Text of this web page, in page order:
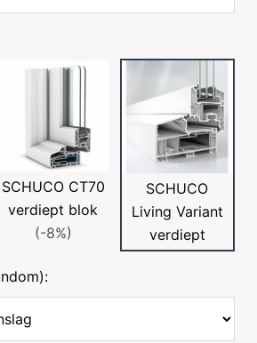
SCHUCO CT70
verdiept blok
(-8%)
SCHUCO
Living Variant
verdiept